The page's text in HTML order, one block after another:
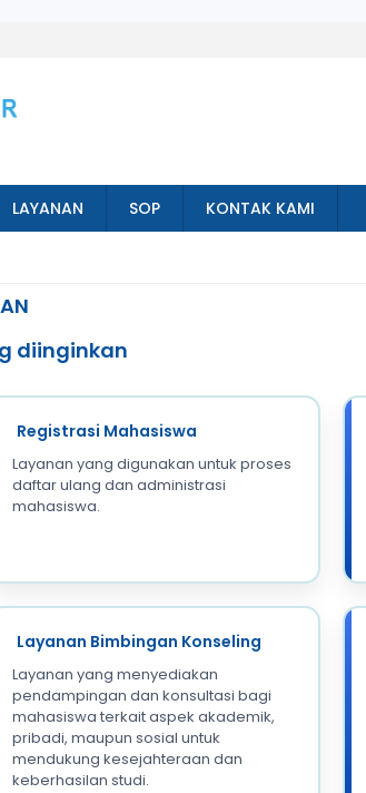
LAYANAN SOP KONTAK KAMI
diinginkan
Registrasi Mahasiswa
Layanan yang digunakan untuk proses
daftar ulang dan administrasi
mahasiswa.
Layanan Bimbingan Konseling
Layanan yang menyediakan
pendampingan dan konsultasi bagi
mahasiswa terkait aspek akademik,
pribadi, maupun sosial untuk
mendukung kesejahteraan dan
keberhasilan studi.